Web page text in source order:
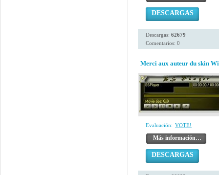
DESCARGAS
Descargas: 62679
Comentarios: 0
Merci aux auteur du skin
Evaluación: VOTE!
Más información…
DESCARGAS